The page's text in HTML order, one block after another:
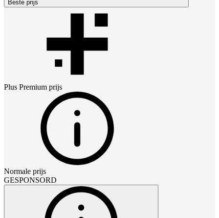
Beste prijs
Plus Premium prijs
Normale prijs
GESPONSORD